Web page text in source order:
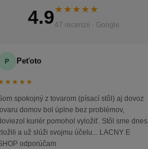
4.9★★★★★
47 recenzií · Google
P Peťoto
spokojný z tovarom (písací stôl) aj dovoz
domov bol úplne bez problémov,
kuriér pomohol vyložiť. Stôl sme dnes
a už slúži svojmu účelu... LACNY E
odporúčam